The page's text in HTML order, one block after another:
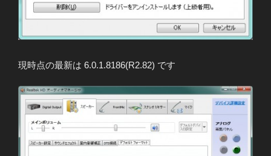
現時点の最新は 6.0.1.8186(R2.82) です